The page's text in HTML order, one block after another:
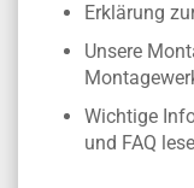
Erklärung
Unsere
Wichtige
und FAQ